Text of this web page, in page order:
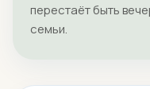
перестаёт быть
семьи.